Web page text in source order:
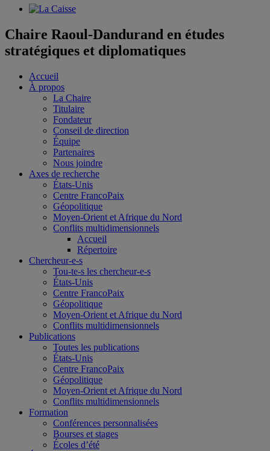
Chaire Raoul-Dandurand en études
stratégiques et diplomatiques
Accueil
À propos
La Chaire
Titulaire
Fondateur
Conseil de direction
Équipe
Partenaires
Nous joindre
Axes de recherche
États-Unis
Centre FrancoPaix
Géopolitique
Moyen-Orient et Afrique du Nord
Conflits multidimensionnels
Accueil
Répertoire
Chercheur-e-s
Tou-te-s les chercheur-e-s
États-Unis
Centre FrancoPaix
Géopolitique
Moyen-Orient et Afrique du Nord
Conflits multidimensionnels
Publications
Toutes les publications
États-Unis
Centre FrancoPaix
Géopolitique
Moyen-Orient et Afrique du Nord
Conflits multidimensionnels
Formation
Conférences personnalisées
Bourses et stages
Écoles d’été